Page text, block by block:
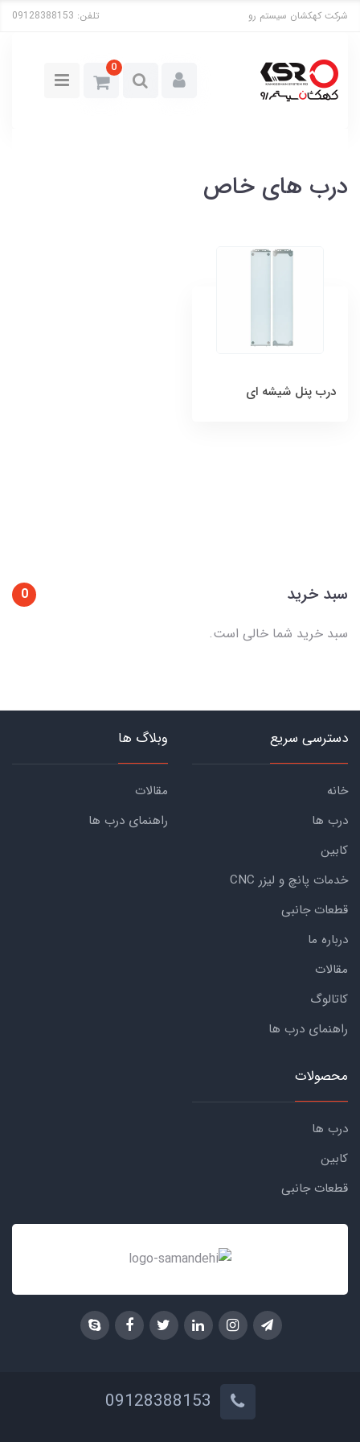
شرکت کهکشان سیستم رو تلفن: 09128388153
0
درب های خاص
درب پنل شیشه ای
سبد خرید
0
سبد خرید شما خالی است.
دسترسی سریع
خانه
درب ها
کابین
خدمات پانچ و لیزر CNC
قطعات جانبی
درباره ما
مقالات
کاتالوگ
راهنمای درب ها
وبلاگ ها
مقالات
راهنمای درب ها
محصولات
درب ها
کابین
قطعات جانبی
09128388153